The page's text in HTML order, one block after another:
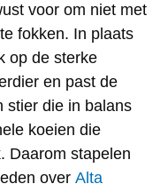
voor om niet met
fokken. In plaats
op de sterke
en past de
stier die in balans
koeien die
Daarom stapelen
over Alta